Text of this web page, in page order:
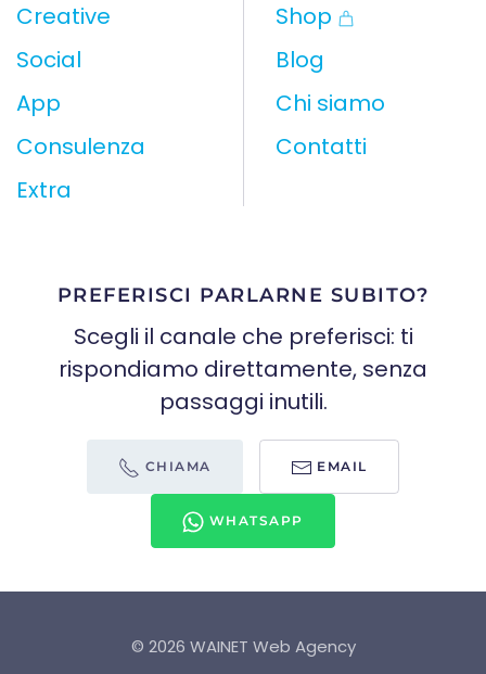
Creative
Social
App
Consulenza
Extra
Shop
Blog
Chi siamo
Contatti
PREFERISCI PARLARNE SUBITO?
Scegli il canale che preferisci: ti
rispondiamo direttamente, senza
passaggi inutili.
CHIAMA EMAIL
WHATSAPP
© 2026 WAINET Web Agency